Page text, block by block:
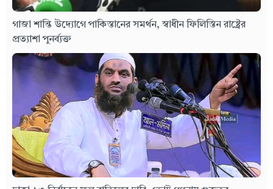
গাজা শান্তি উদ্যোগে পাকিস্তানের সমর্থন, স্বাধীন ফিলিস্তিন রাষ্ট্রের
প্রত্যাশা পুনর্ব্যক্ত